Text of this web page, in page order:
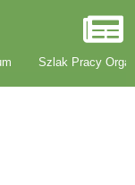
Szlak Pracy